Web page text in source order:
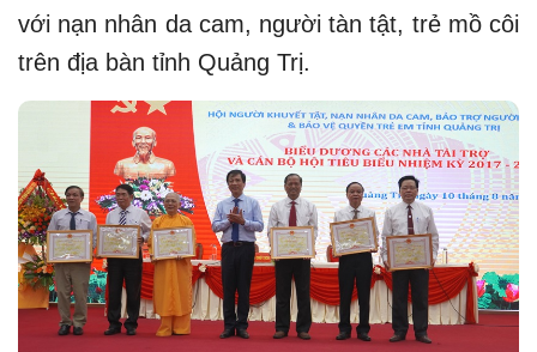
với nạn nhân da cam, người tàn tật, trẻ mồ côi
trên địa bàn tỉnh Quảng Trị.